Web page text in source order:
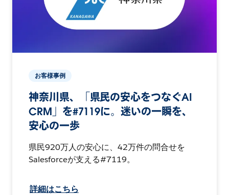
お客様事例
神奈川県、「県民の安心をつなぐAI
CRM」を#7119に。迷いの一瞬を、
安心の一歩
県民920万人の安心に、42万件の問合せを
Salesforceが支える#7119。
詳細はこちら